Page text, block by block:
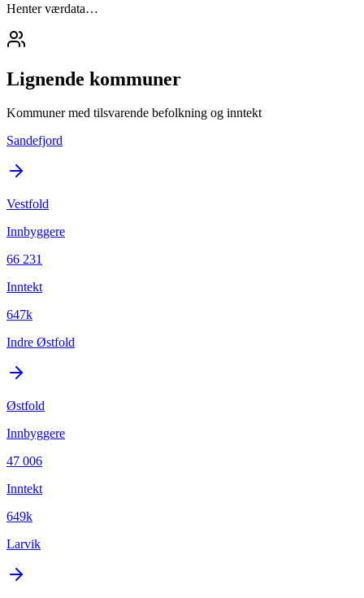
Henter værdata…
Lignende kommuner
Kommuner med tilsvarende befolkning og inntekt
Sandefjord
Vestfold
Innbyggere
66 231
Inntekt
647k
Indre Østfold
Østfold
Innbyggere
47 006
Inntekt
649k
Larvik